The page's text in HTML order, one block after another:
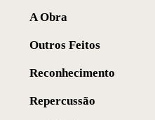
A Obra
Outros Feitos
Reconhecimento
Repercussão